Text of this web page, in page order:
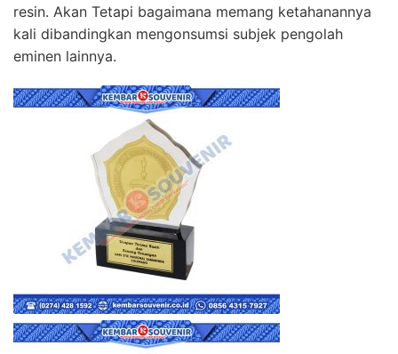
resin. Akan Tetapi bagaimana memang ketahanannya
kali dibandingkan mengonsumsi subjek pengolah
eminen lainnya.